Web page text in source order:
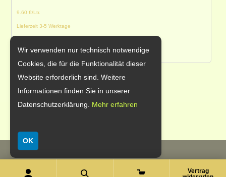
9.60 €/Ltr.
Lieferzeit 3-5 Werktage
Wir verwenden nur technisch notwendige
Cookies, die für die Funktionalität dieser
Website erforderlich sind. Weitere
Informationen finden Sie in unserer
Datenschutzerklärung.
Mehr erfahren
OK
Vertrag